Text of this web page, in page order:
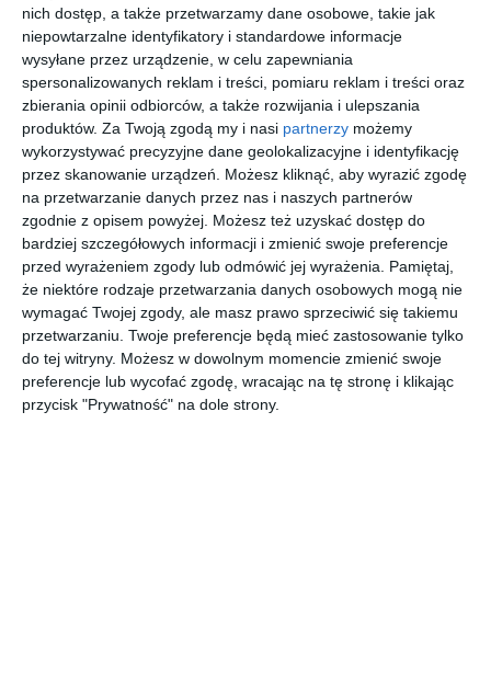
nich dostęp, a także przetwarzamy dane osobowe, takie jak
niepowtarzalne identyfikatory i standardowe informacje
wysyłane przez urządzenie, w celu zapewniania
spersonalizowanych reklam i treści, pomiaru reklam i treści oraz
zbierania opinii odbiorców, a także rozwijania i ulepszania
produktów. Za Twoją zgodą my i nasi partnerzy możemy
wykorzystywać precyzyjne dane geolokalizacyjne i identyfikację
przez skanowanie urządzeń. Możesz kliknąć, aby wyrazić zgodę
na przetwarzanie danych przez nas i naszych partnerów
zgodnie z opisem powyżej. Możesz też uzyskać dostęp do
bardziej szczegółowych informacji i zmienić swoje preferencje
przed wyrażeniem zgody lub odmówić jej wyrażenia.
Pamiętaj,
że niektóre rodzaje przetwarzania danych osobowych mogą nie
wymagać Twojej zgody, ale masz prawo sprzeciwić się takiemu
przetwarzaniu. Twoje preferencje będą mieć zastosowanie tylko
do tej witryny. Możesz w dowolnym momencie zmienić swoje
preferencje lub wycofać zgodę, wracając na tę stronę i klikając
przycisk "Prywatność" na dole strony.
Aranżacja salonu z brązowym, modułowym wypoczynkiem.
AUTOR:JUNG POLSKA
DODAJ DO ULUBIONYCH
UDOSTĘPNIJ
Pozostałe zdjęcia w projekcie:Nowoczesny duży dom z
agroturystyką